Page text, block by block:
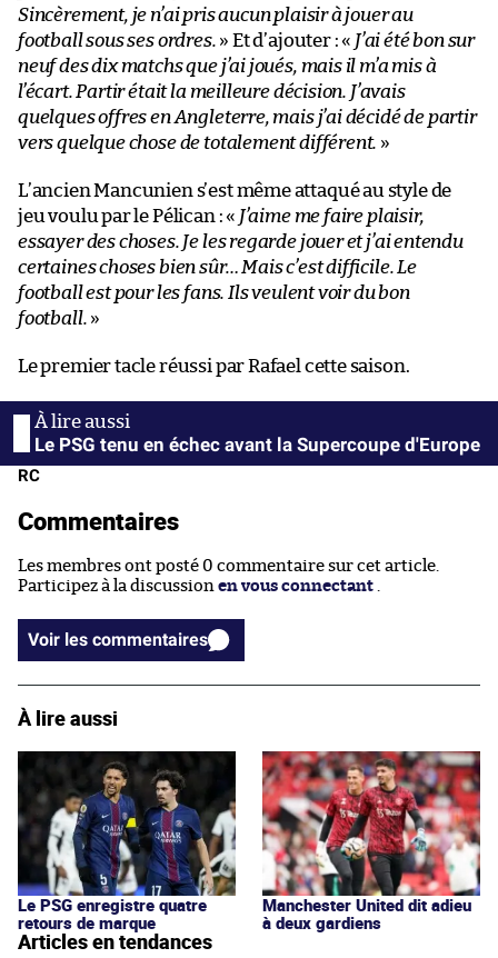
Sincèrement, je n’ai pris aucun plaisir à jouer au
football sous ses ordres. » Et d’ajouter : « J’ai été bon sur
neuf des dix matchs que j’ai joués, mais il m’a mis à
l’écart. Partir était la meilleure décision. J’avais
quelques offres en Angleterre, mais j’ai décidé de partir
vers quelque chose de totalement différent. »
L’ancien Mancunien s’est même attaqué au style de
jeu voulu par le Pélican : « J’aime me faire plaisir,
essayer des choses. Je les regarde jouer et j’ai entendu
certaines choses bien sûr… Mais c’est difficile. Le
football est pour les fans. Ils veulent voir du bon
football. »
Le premier tacle réussi par Rafael cette saison.
Le PSG tenu en échec avant la Supercoupe d'Europe
RC
Commentaires
Les membres ont posté 0 commentaire sur cet article.
Participez à la discussion en vous connectant .
Voir les commentaires
À lire aussi
Le PSG enregistre quatre
retours de marque
Manchester United dit adieu
à deux gardiens
Articles en tendances